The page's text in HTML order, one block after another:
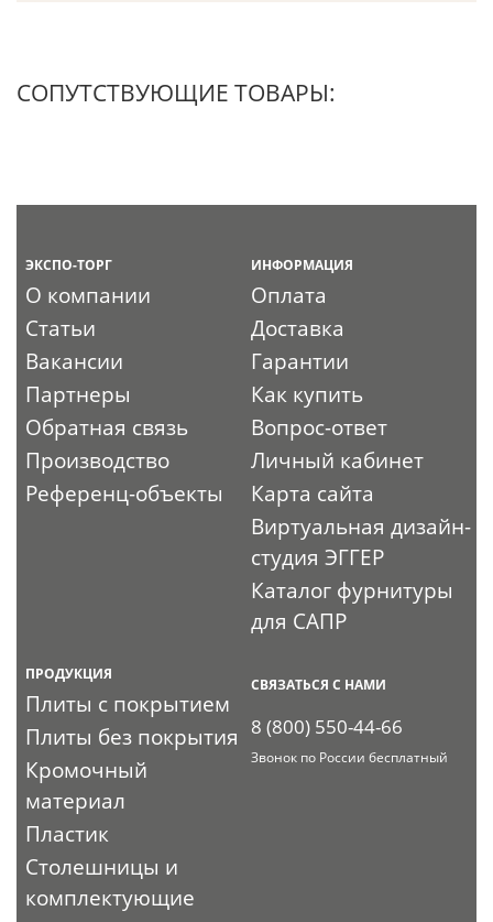
СОПУТСТВУЮЩИЕ ТОВАРЫ:
ЭКСПО-ТОРГ
О компании
Статьи
Вакансии
Партнеры
Обратная связь
Производство
Референц-объекты
ИНФОРМАЦИЯ
Оплата
Доставка
Гарантии
Как купить
Вопрос-ответ
Личный кабинет
Карта сайта
Виртуальная дизайн-
студия ЭГГЕР
Каталог фурнитуры
для САПР
ПРОДУКЦИЯ
Плиты с покрытием
Плиты без покрытия
Кромочный
материал
Пластик
Столешницы и
комплектующие
СВЯЗАТЬСЯ С НАМИ
8 (800) 550-44-66
Звонок по России бесплатный